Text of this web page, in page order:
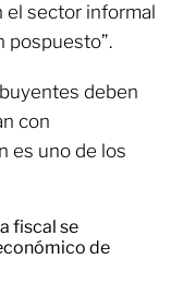
el sector informal
pospuesto”.
deben
con
es uno de los
fiscal se
de